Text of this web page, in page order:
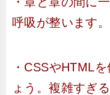
呼吸が整います。
・CSSやHTML
ょう。複雑すぎ